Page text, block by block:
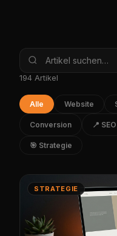
194 Artikel
Alle Website
Conversion 📍 SEO
🎯 Strategie
STRATEGIE